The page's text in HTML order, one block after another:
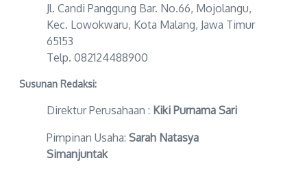
Jl. Candi Panggung Bar. No.66, Mojolangu,
Kec. Lowokwaru, Kota Malang, Jawa Timur
65153
Telp. 082124488900
Susunan Redaksi:
Direktur Perusahaan : Kiki Purnama Sari
Pimpinan Usaha: Sarah Natasya
Simanjuntak